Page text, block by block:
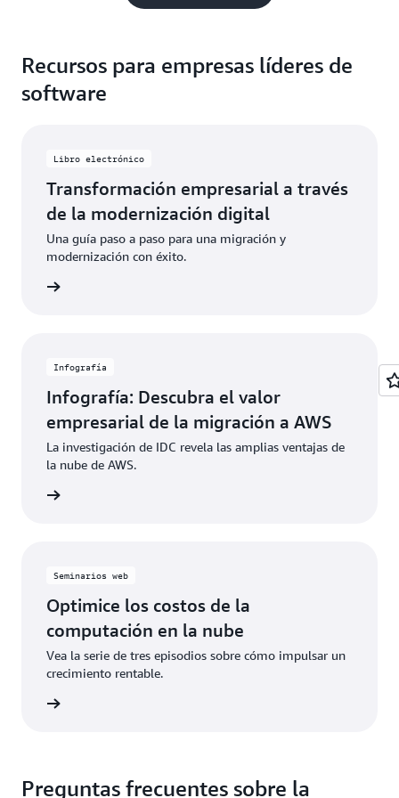
Recursos para empresas líderes de
software
Libro electrónico
Transformación empresarial a través
de la modernización digital
Una guía paso a paso para una migración y
modernización con éxito.
Infografía
Infografía: Descubra el valor
empresarial de la migración a AWS
La investigación de IDC revela las amplias ventajas de
la nube de AWS.
Seminarios web
Optimice los costos de la
computación en la nube
Vea la serie de tres episodios sobre cómo impulsar un
crecimiento rentable.
Preguntas frecuentes sobre la